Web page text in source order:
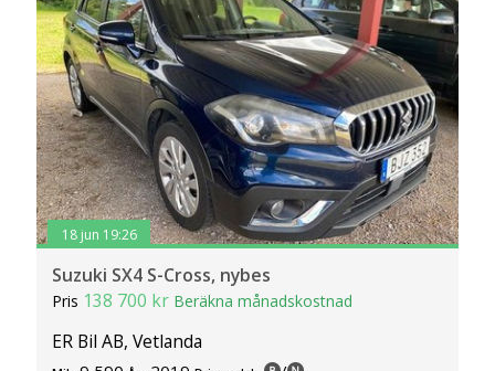
18 jun 19:26
Suzuki SX4 S-Cross, nybes
Pris 138 700 kr Beräkna månadskostnad
ER Bil AB, Vetlanda